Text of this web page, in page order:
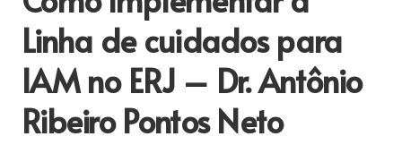
Linha de cuidados para
IAM no ERJ – Dr. Antônio
Ribeiro Pontos Neto